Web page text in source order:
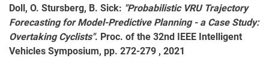
Doll, O. Stursberg, B. Sick: "Probabilistic VRU Trajectory
Forecasting for Model-Predictive Planning - a Case Study:
Overtaking Cyclists". Proc. of the 32nd IEEE Intelligent
Vehicles Symposium, pp. 272-279 , 2021